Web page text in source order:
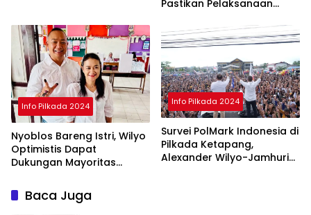
Pastikan Pelaksanaan
Aman
Info Pilkada 2024
Nyoblos Bareng Istri, Wilyo
Optimistis Dapat
Dukungan Mayoritas
Info Pilkada 2024
Survei PolMark Indonesia di
Pilkada Ketapang,
Alexander Wilyo-Jamhuri
Baca Juga